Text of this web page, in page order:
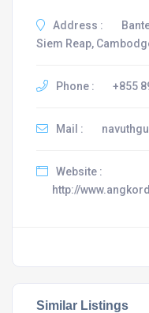
Address :
Siem Reap,
Phone : +855
Mail :
Website :
http://
Similar Listings